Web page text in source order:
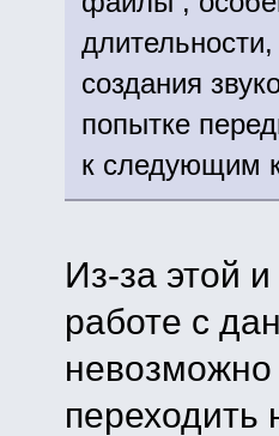
создания
попытке
к следующим
Из-за этой
работе с
невозможно
переходить